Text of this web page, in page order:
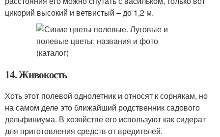
цикорий высокий и ветвистый – до 1,2 м.
14. Живокость
Хоть этот полевой однолетник и относят к сорнякам, но
на самом деле это ближайший родственник садового
дельфиниума. В хозяйстве его используют как сидерат
для приготовления средств от вредителей.